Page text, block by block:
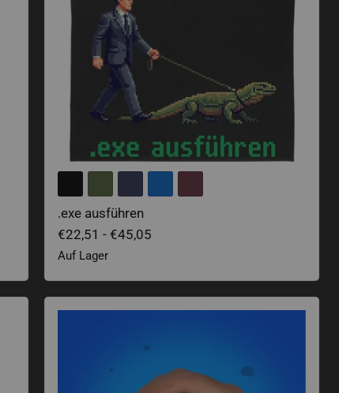
.exe ausführen
€22,51 - €45,05
Auf Lager